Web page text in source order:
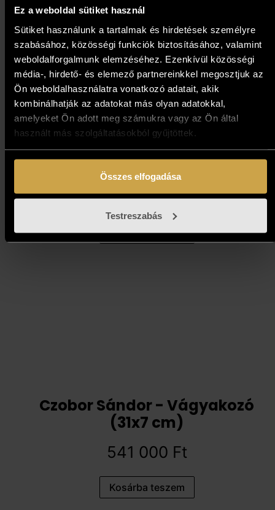
Ez a weboldal sütiket használ
Sütiket használunk a tartalmak és hirdetések személyre
szabásához, közösségi funkciók biztosításához, valamint
weboldalforgalmunk elemzéséhez. Ezenkívül közösségi
média-, hirdető- és elemező partnereinkkel megosztjuk az
Ön weboldalhasználatra vonatkozó adatait, akik
kombinálhatják az adatokat más olyan adatokkal,
amelyeket Ön adott meg számukra vagy az Ön által
használt más szolgáltatásokból gyűjtöttek.
Összes elfogadása
Testreszabás
Mihály Anna - Születés (28x12
cm)
728 000Ft
Kosárba teszem
Czobor Sándor - Vágyakozó
(31x7 cm)
541 000 Ft
Kosárba teszem